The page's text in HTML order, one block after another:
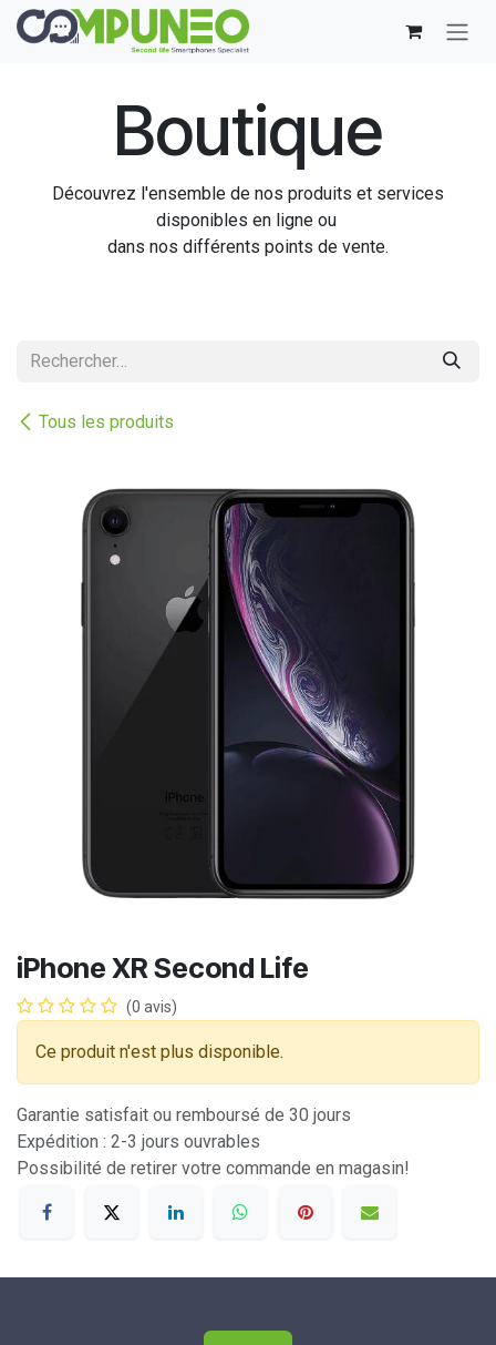
Se rendre au contenu
Boutique
Découvrez l'ensemble de nos produits et services
disponibles en ligne ou
dans nos différents points de vente.
Tous les produits
iPhone XR Second Life
(0 avis)
Ce produit n'est plus disponible.
Garantie satisfait ou remboursé de 30 jours
Expédition : 2-3 jours ouvrables
Possibilité de retirer votre commande en magasin!